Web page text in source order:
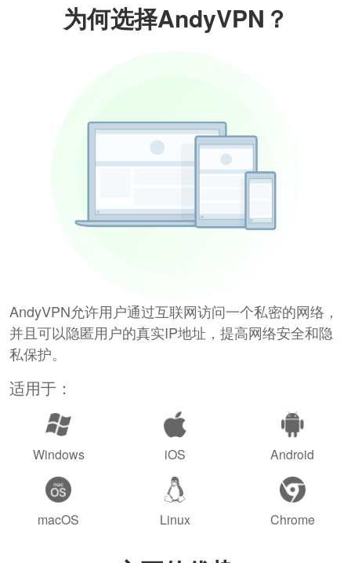
为何选择AndyVPN？
AndyVPN允许用户通过互联网访问一个私密的网络，
并且可以隐匿用户的真实IP地址，提高网络安全和隐
私保护。
适用于：
Windows iOS Android
macOS Linux Chrome